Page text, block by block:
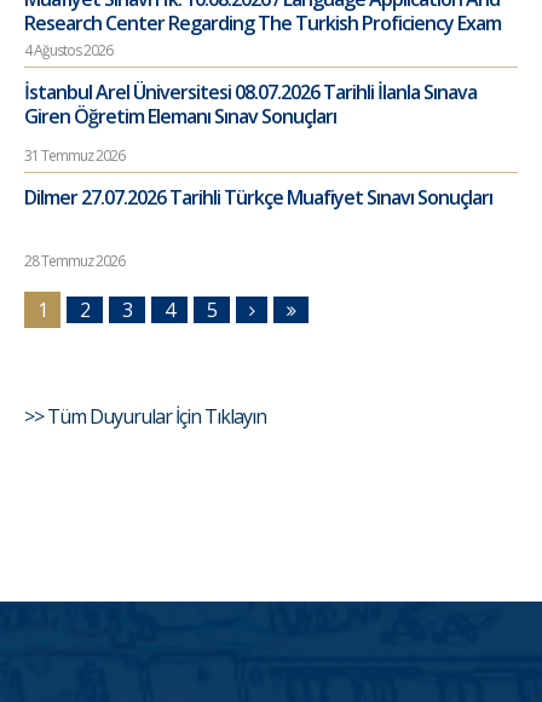
Research Center Regarding The Turkish Proficiency Exam
4 Ağustos 2026
İstanbul Arel Üniversitesi 08.07.2026 Tarihli İlanla Sınava
Giren Öğretim Elemanı Sınav Sonuçları
31 Temmuz 2026
Dilmer 27.07.2026 Tarihli Türkçe Muafiyet Sınavı Sonuçları
28 Temmuz 2026
1 2 3 4 5
>> Tüm Duyurular İçin Tıklayın